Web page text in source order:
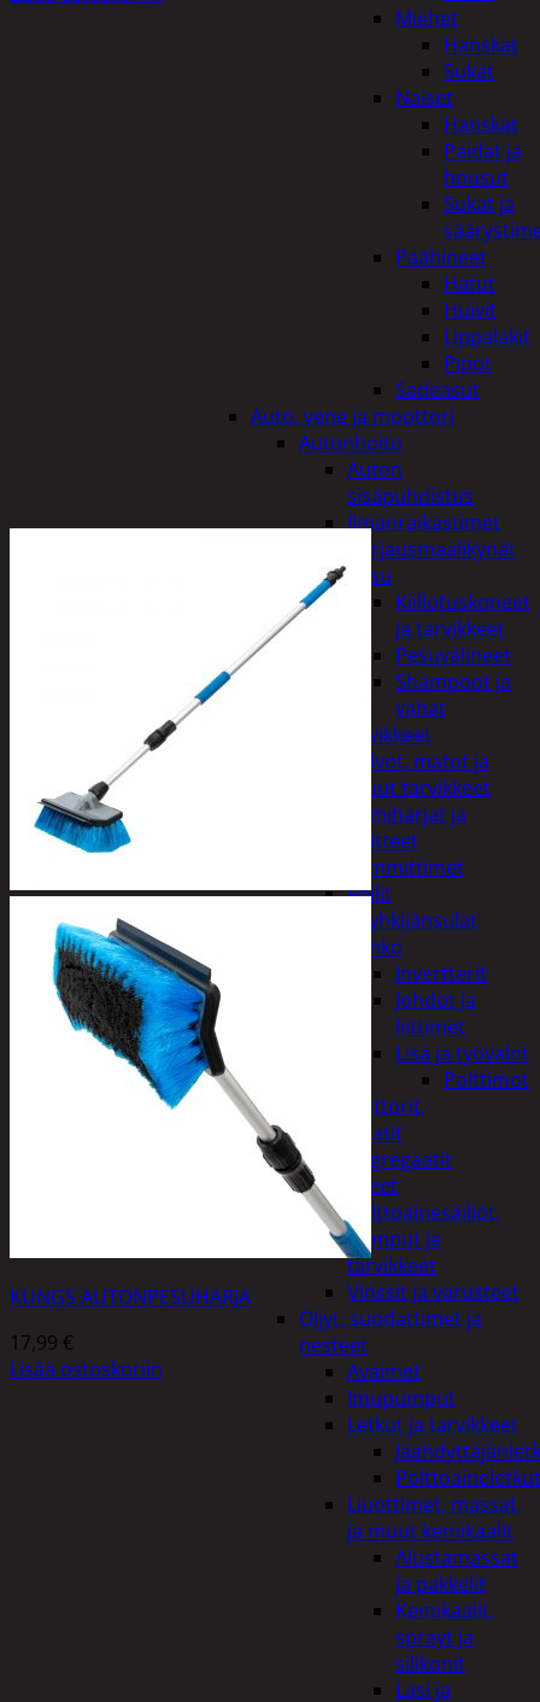
Miehet
Hanskat
Sukat
Naiset
Hanskat
Paidat ja
housut
Sukat ja
Päähineet
Hatut
Huivit
Lippalakit
Pipot
Sadeasut
Auto, vene ja moottori
Autonhoito
Auton
sisäpuhdistus
Ilmanraikastimet
Korjausmaalikynät
Pesu
Kiillotuskoneet
ja tarvikkeet
Pesuvälineet
Shampoot ja
vahat
Autotarvikkeet
Kalvot, matot ja
muut tarvikkeet
Lumiharjat ja
peitteet
Lämmittimet
Peilit
Pyyhkijänsulat
Sähkö
Invertterit
Johdot ja
liittimet
Lisä ja työvalot
Polttimot
Irtomoottorit,
aggregaatit
Aggregaatit
Lisälaitteet
Polttoainesäiliöt,
pumput ja
tarvikkeet
Vinssit ja varusteet
Öljyt, suodattimet ja
nesteet
Avaimet
Imupumput
Letkut ja tarvikkeet
Polttoaineletkut
Liuottimet, massat,
ja muut kemikaalit
Alustamassat
ja pakkelit
Kemikaalit,
sprayt ja
silikonit
Lasi ja
KUNGS AUTONPESUHARJA
17,99 €
Lisää ostoskoriin